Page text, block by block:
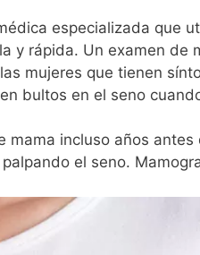
especializada que
y rápida. Un examen
mujeres que tienen
bultos en el seno
incluso años
el seno.